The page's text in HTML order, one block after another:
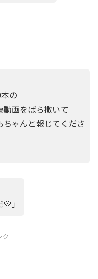
の
画をばら撒いて
ゃんと報じてくださ
」
ク